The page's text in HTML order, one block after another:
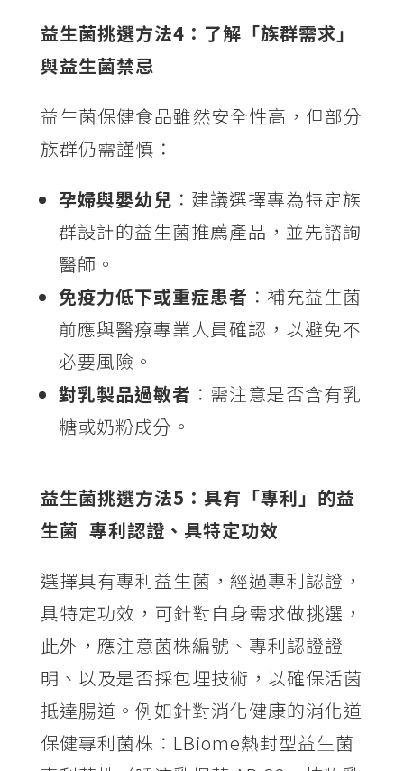
益生菌挑選方法4：了解「族群需求」
與益生菌禁忌
益生菌保健食品雖然安全性高，但部分
族群仍需謹慎：
孕婦與嬰幼兒 ：建議選擇專為特定族
群設計的益生菌推薦產品，並先諮詢
醫師。
免疫力低下或重症患者 ：補充益生菌
前應與醫療專業人員確認，以避免不
必要風險。
對乳製品過敏者 ：需注意是否含有乳
糖或奶粉成分。
益生菌挑選方法5：具有「專利」的益
生菌 專利認證、具特定功效
選擇具有專利益生菌，經過專利認證，
具特定功效，可針對自身需求做挑選，
此外，應注意菌株編號、專利認證證
明、以及是否採包埋技術，以確保活菌
抵達腸道。例如針對消化健康的消化道
保健專利菌株：LBiome熱封型益生菌